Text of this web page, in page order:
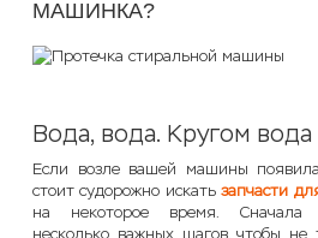
МАШИНКА?
Вода, вода. Кругом вода
Если возле вашей машины
стоит судорожно искатьзапчасти
на некоторое время. Сначала
несколько важных шагов, чтобы не